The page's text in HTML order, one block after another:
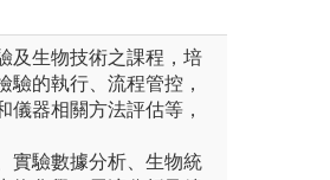
及生物技術之課程，培
的執行、流程管控，
器相關方法評估等，
實驗數據分析、生物統